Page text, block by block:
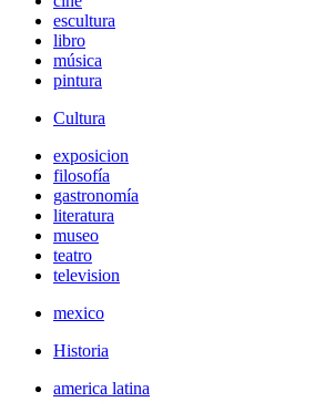
escultura
libro
música
pintura
Cultura
exposicion
filosofía
gastronomía
literatura
museo
teatro
television
mexico
Historia
america latina